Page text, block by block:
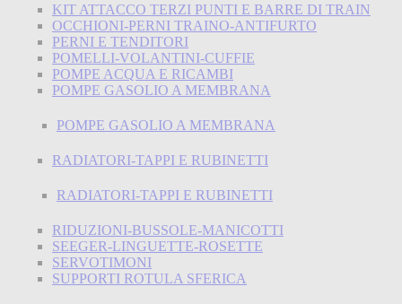
KIT ATTACCO TERZI PUNTI E BARRE DI TRAIN
OCCHIONI-PERNI TRAINO-ANTIFURTO
PERNI E TENDITORI
POMELLI-VOLANTINI-CUFFIE
POMPE ACQUA E RICAMBI
POMPE GASOLIO A MEMBRANA
POMPE GASOLIO A MEMBRANA
RADIATORI-TAPPI E RUBINETTI
RADIATORI-TAPPI E RUBINETTI
RIDUZIONI-BUSSOLE-MANICOTTI
SEEGER-LINGUETTE-ROSETTE
SERVOTIMONI
SUPPORTI ROTULA SFERICA